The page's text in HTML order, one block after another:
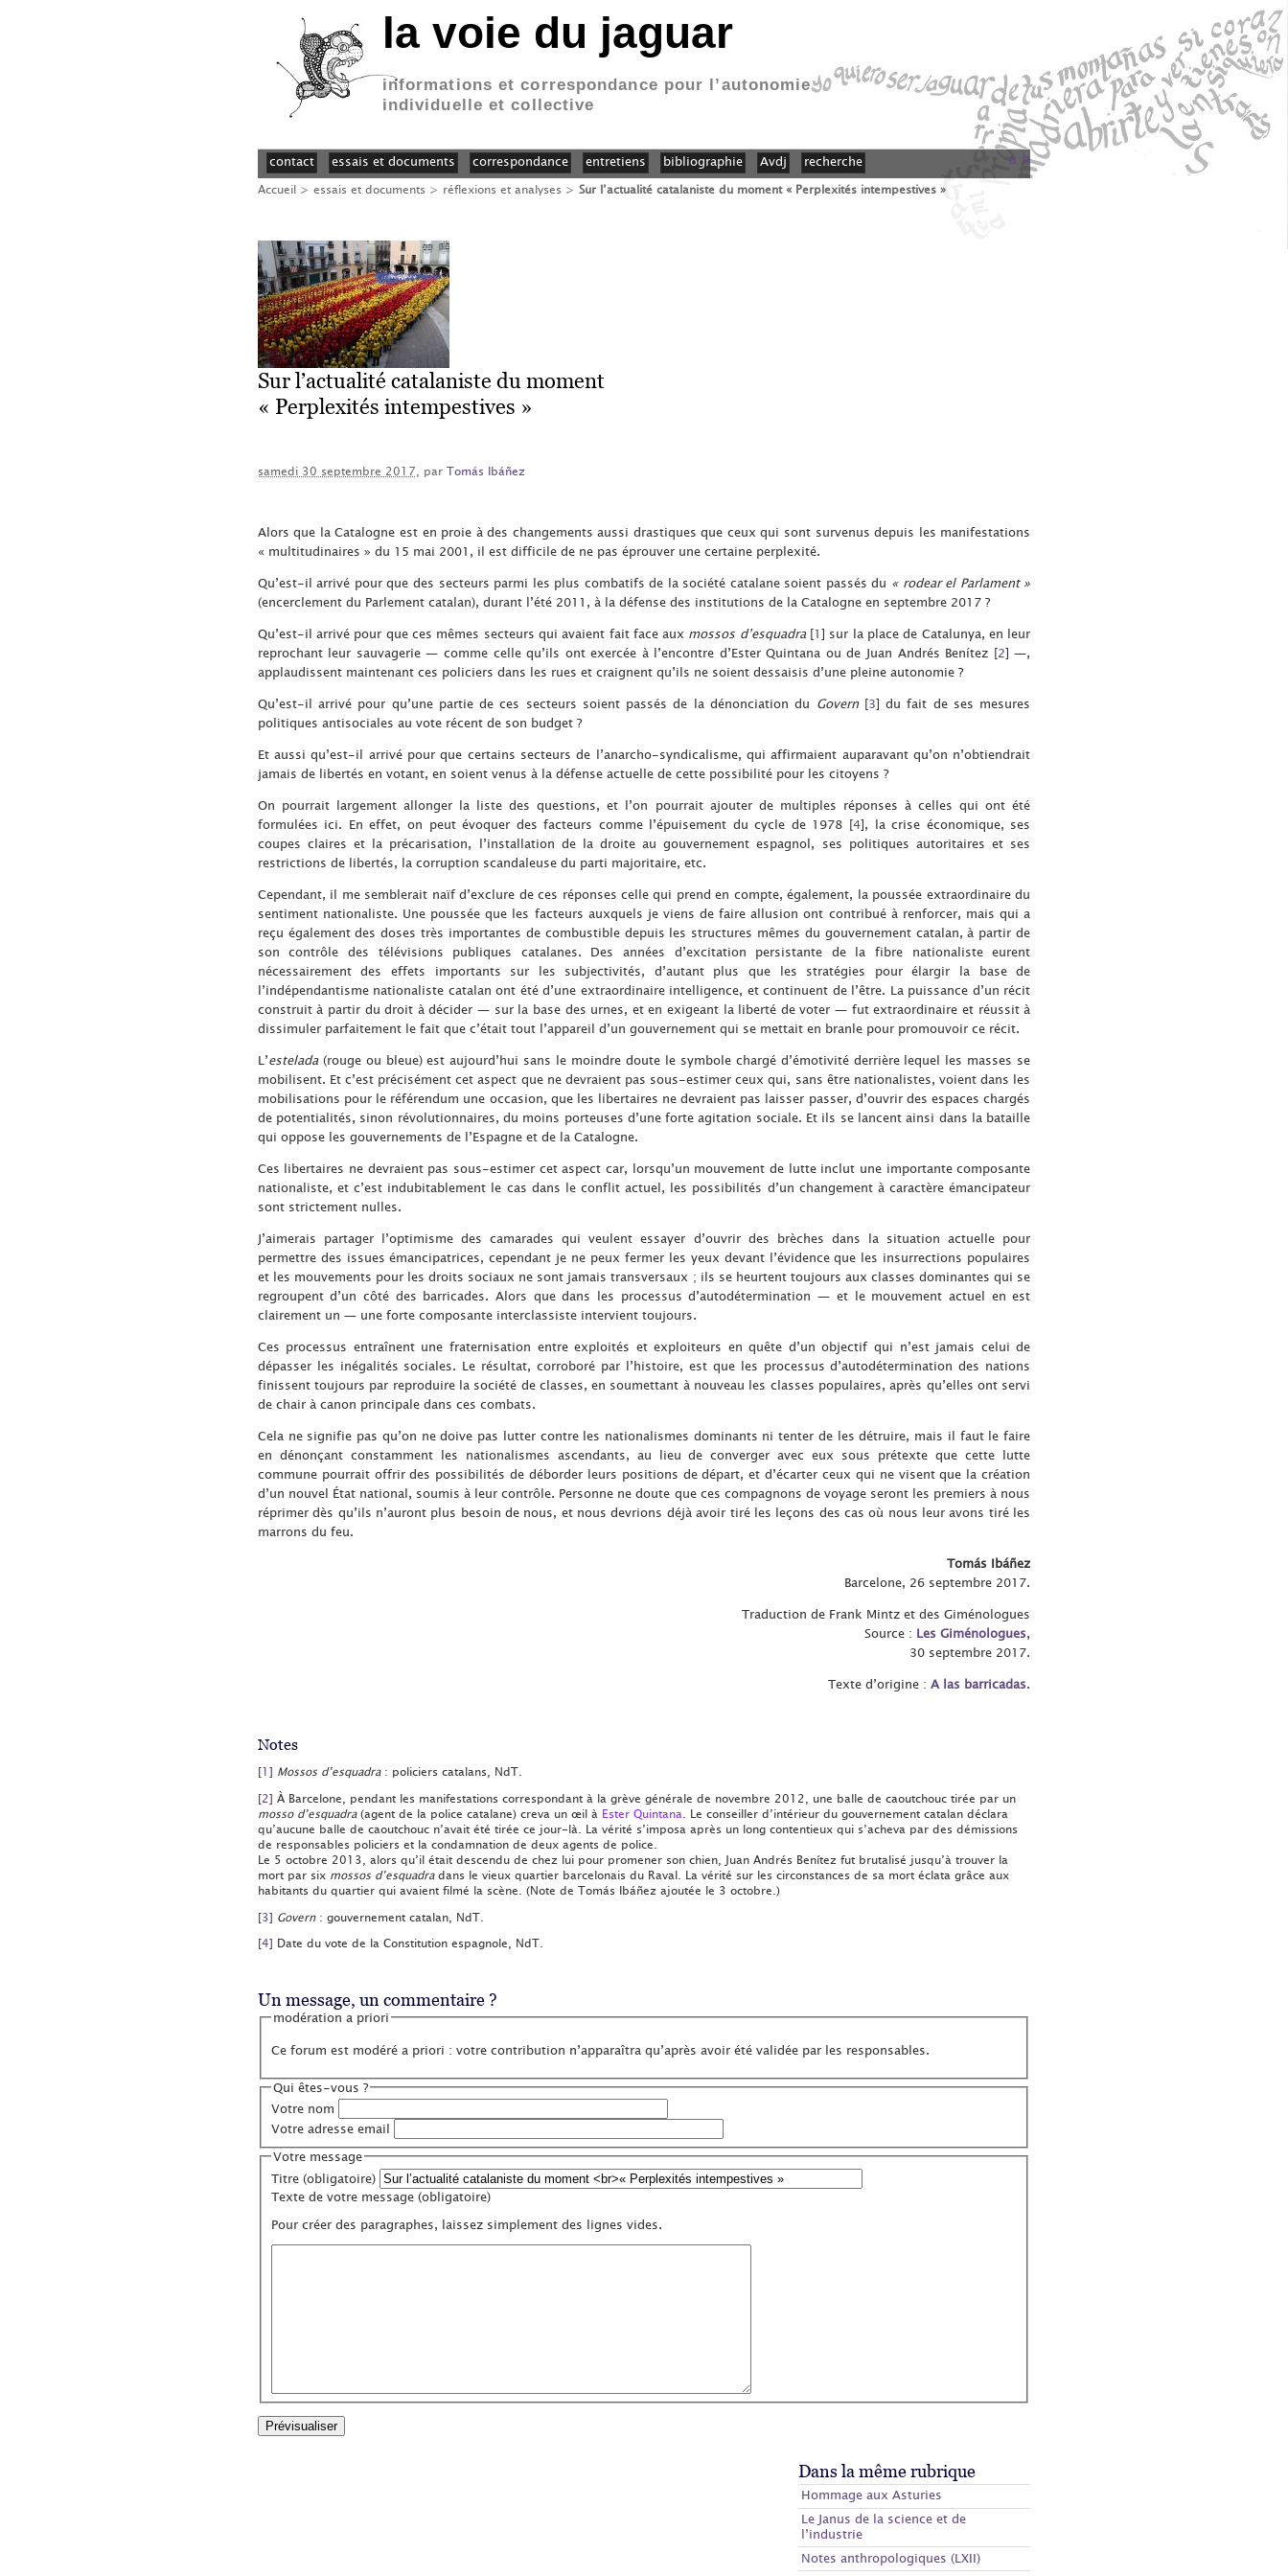
la voie du jaguar
informations et correspondance pour l’autonomie
individuelle et collective
contact essais et documents correspondance entretiens bibliographie Avdj recherche a b
Accueil> essais et documents > réflexions et analyses > Sur l’actualité catalaniste du moment « Perplexités intempestives »
Sur l’actualité catalaniste du moment
« Perplexités intempestives »
samedi 30 septembre 2017, par Tomás Ibáñez
Alors que la Catalogne est en proie à des changements aussi drastiques que ceux qui sont survenus depuis les manifestations
« multitudinaires » du 15 mai 2001, il est difficile de ne pas éprouver une certaine perplexité.
Qu’est-il arrivé pour que des secteurs parmi les plus combatifs de la société catalane soient passés du « rodear el Parlament »
(encerclement du Parlement catalan), durant l’été 2011, à la défense des institutions de la Catalogne en septembre 2017 ?
Qu’est-il arrivé pour que ces mêmes secteurs qui avaient fait face aux mossos d’esquadra[1] sur la place de Catalunya, en leur
reprochant leur sauvagerie — comme celle qu’ils ont exercée à l’encontre d’Ester Quintana ou de Juan Andrés Benítez [2] —,
applaudissent maintenant ces policiers dans les rues et craignent qu’ils ne soient dessaisis d’une pleine autonomie ?
Qu’est-il arrivé pour qu’une partie de ces secteurs soient passés de la dénonciation du Govern[3] du fait de ses mesures
politiques antisociales au vote récent de son budget ?
Et aussi qu’est-il arrivé pour que certains secteurs de l’anarcho-syndicalisme, qui affirmaient auparavant qu’on n’obtiendrait
jamais de libertés en votant, en soient venus à la défense actuelle de cette possibilité pour les citoyens ?
On pourrait largement allonger la liste des questions, et l’on pourrait ajouter de multiples réponses à celles qui ont été
formulées ici. En effet, on peut évoquer des facteurs comme l’épuisement du cycle de 1978 [4], la crise économique, ses
coupes claires et la précarisation, l’installation de la droite au gouvernement espagnol, ses politiques autoritaires et ses
restrictions de libertés, la corruption scandaleuse du parti majoritaire, etc.
Cependant, il me semblerait naïf d’exclure de ces réponses celle qui prend en compte, également, la poussée extraordinaire du
sentiment nationaliste. Une poussée que les facteurs auxquels je viens de faire allusion ont contribué à renforcer, mais qui a
reçu également des doses très importantes de combustible depuis les structures mêmes du gouvernement catalan, à partir de
son contrôle des télévisions publiques catalanes. Des années d’excitation persistante de la fibre nationaliste eurent
nécessairement des effets importants sur les subjectivités, d’autant plus que les stratégies pour élargir la base de
l’indépendantisme nationaliste catalan ont été d’une extraordinaire intelligence, et continuent de l’être. La puissance d’un récit
construit à partir du droit à décider — sur la base des urnes, et en exigeant la liberté de voter — fut extraordinaire et réussit à
dissimuler parfaitement le fait que c’était tout l’appareil d’un gouvernement qui se mettait en branle pour promouvoir ce récit.
L’estelada(rouge ou bleue) est aujourd’hui sans le moindre doute le symbole chargé d’émotivité derrière lequel les masses se
mobilisent. Et c’est précisément cet aspect que ne devraient pas sous-estimer ceux qui, sans être nationalistes, voient dans les
mobilisations pour le référendum une occasion, que les libertaires ne devraient pas laisser passer, d’ouvrir des espaces chargés
de potentialités, sinon révolutionnaires, du moins porteuses d’une forte agitation sociale. Et ils se lancent ainsi dans la bataille
qui oppose les gouvernements de l’Espagne et de la Catalogne.
Ces libertaires ne devraient pas sous-estimer cet aspect car, lorsqu’un mouvement de lutte inclut une importante composante
nationaliste, et c’est indubitablement le cas dans le conflit actuel, les possibilités d’un changement à caractère émancipateur
sont strictement nulles.
J’aimerais partager l’optimisme des camarades qui veulent essayer d’ouvrir des brèches dans la situation actuelle pour
permettre des issues émancipatrices, cependant je ne peux fermer les yeux devant l’évidence que les insurrections populaires
et les mouvements pour les droits sociaux ne sont jamais transversaux ; ils se heurtent toujours aux classes dominantes qui se
regroupent d’un côté des barricades. Alors que dans les processus d’autodétermination — et le mouvement actuel en est
clairement un — une forte composante interclassiste intervient toujours.
Ces processus entraînent une fraternisation entre exploités et exploiteurs en quête d’un objectif qui n’est jamais celui de
dépasser les inégalités sociales. Le résultat, corroboré par l’histoire, est que les processus d’autodétermination des nations
finissent toujours par reproduire la société de classes, en soumettant à nouveau les classes populaires, après qu’elles ont servi
de chair à canon principale dans ces combats.
Cela ne signifie pas qu’on ne doive pas lutter contre les nationalismes dominants ni tenter de les détruire, mais il faut le faire
en dénonçant constamment les nationalismes ascendants, au lieu de converger avec eux sous prétexte que cette lutte
commune pourrait offrir des possibilités de déborder leurs positions de départ, et d’écarter ceux qui ne visent que la création
d’un nouvel État national, soumis à leur contrôle. Personne ne doute que ces compagnons de voyage seront les premiers à nous
réprimer dès qu’ils n’auront plus besoin de nous, et nous devrions déjà avoir tiré les leçons des cas où nous leur avons tiré les
marrons du feu.
Tomás Ibáñez
Barcelone, 26 septembre 2017.
Traduction de Frank Mintz et des Giménologues
Source : Les Giménologues,
30 septembre 2017.
Texte d’origine :A las barricadas.
Notes
[1] Mossos d’esquadra: policiers catalans, NdT.
[2] À Barcelone, pendant les manifestations correspondant à la grève générale de novembre 2012, une balle de caoutchouc tirée par un
mosso d’esquadra(agent de la police catalane) creva un œil à Ester Quintana . Le conseiller d’intérieur du gouvernement catalan déclara
qu’aucune balle de caoutchouc n’avait été tirée ce jour-là. La vérité s’imposa après un long contentieux qui s’acheva par des démissions
de responsables policiers et la condamnation de deux agents de police.
Le 5 octobre 2013, alors qu’il était descendu de chez lui pour promener son chien, Juan Andrés Benítez fut brutalisé jusqu’à trouver la
mort par six mossos d’esquadradans le vieux quartier barcelonais du Raval. La vérité sur les circonstances de sa mort éclata grâce aux
habitants du quartier qui avaient filmé la scène. (Note de Tomás Ibáñez ajoutée le 3 octobre.)
[3] Govern: gouvernement catalan, NdT.
[4] Date du vote de la Constitution espagnole, NdT.
Un message, un commentaire ?
modération a priori
Ce forum est modéré a priori : votre contribution n’apparaîtra qu’après avoir été validée par les responsables.
Qui êtes-vous ?
Votre nom
Votre adresse email
Votre message
Titre (obligatoire)
Texte de votre message (obligatoire)
Pour créer des paragraphes, laissez simplement des lignes vides.
Dans la même rubrique
Hommage aux Asturies
Le Janus de la science et de
l’industrie
Notes anthropologiques (LXII)